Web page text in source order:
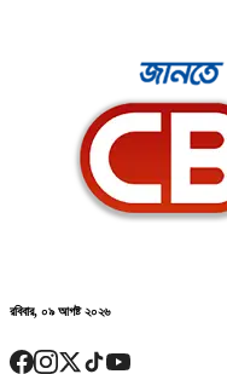
রবিবার, ০৯ আগষ্ট ২০২৬